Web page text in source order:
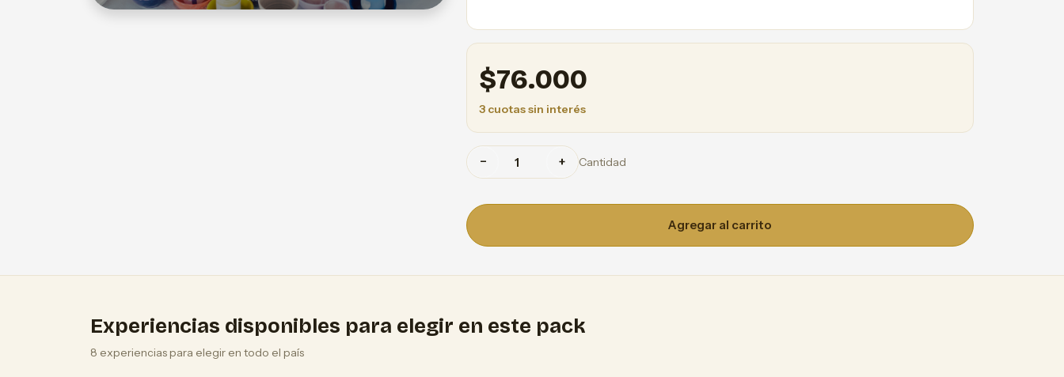
$76.000
3 cuotas sin interés
− + Cantidad
Agregar al carrito
Experiencias disponibles para elegir en este pack
8 experiencias para elegir en todo el país